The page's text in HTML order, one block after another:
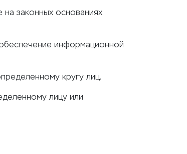
законных основаниях
информационной
кругу лиц.
лицу или